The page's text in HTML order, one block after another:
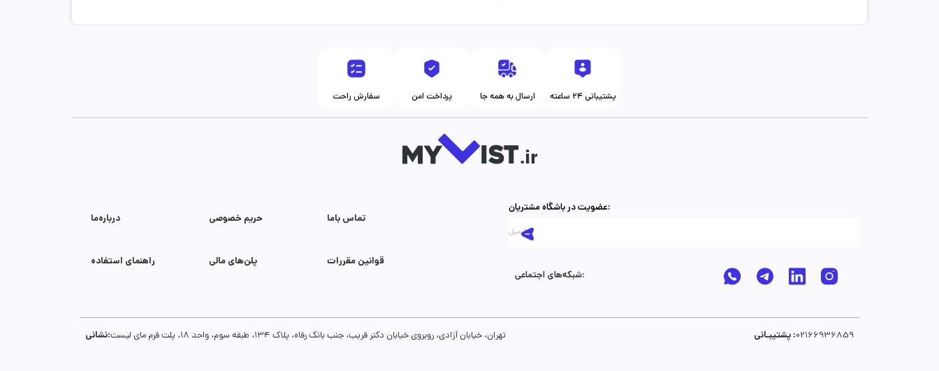
سفارش راحت پرداخت امن ارسال به همه جا پشتیبانی ۲۴ ساعته
درباره‌ما حریم خصوصی تماس با‌ما
راهنمای استفاده پلن‌های مالی قوانین مقررات
عضویت در باشگاه مشتریان:
شبکه‌های اجتماعی:
نشانی: تهران، خیابان آزادی، روبروی خیابان دکتر قریب، جنب بانک رفاه، پلاک 134، طبقه سوم، واحد 18، پلت فرم مای لیست پشتیبـانی :02166936859